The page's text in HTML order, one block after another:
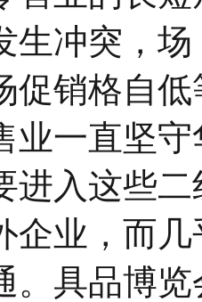
生冲突，
促销格自
业一直坚
进入这些
企业，而
。具品博